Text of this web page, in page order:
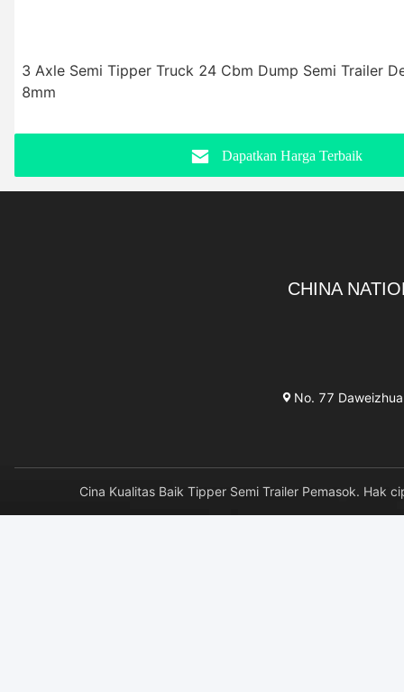
3 Axle Semi Tipper Truck 24 Cbm Dump Semi Trailer
8mm
Dapatkan Harga Terbaik
CHINA
No. 77
Cina Kualitas Baik Tipper Semi Trailer Pemasok. Hak